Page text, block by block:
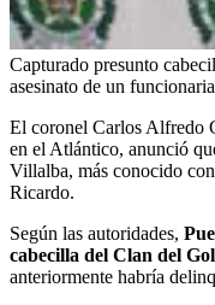
Capturado presunto
asesinato de un
El coronel Carlos Alfredo
en el Atlántico, anunció
Villalba, más conocido
Ricardo.
Según las autoridades,
cabecilla del Clan del
anteriormente habría